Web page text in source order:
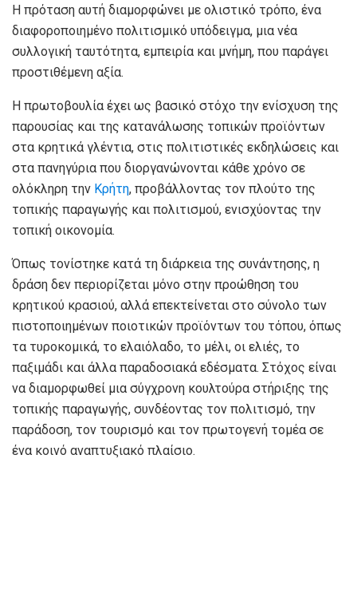
Η πρόταση αυτή διαμορφώνει με ολιστικό τρόπο, ένα
διαφοροποιημένο πολιτισμικό υπόδειγμα, μια νέα
συλλογική ταυτότητα, εμπειρία και μνήμη, που παράγει
προστιθέμενη αξία.
Η πρωτοβουλία έχει ως βασικό στόχο την ενίσχυση της
παρουσίας και της κατανάλωσης τοπικών προϊόντων
στα κρητικά γλέντια, στις πολιτιστικές εκδηλώσεις και
στα πανηγύρια που διοργανώνονται κάθε χρόνο σε
ολόκληρη την Κρήτη, προβάλλοντας τον πλούτο της
τοπικής παραγωγής και πολιτισμού, ενισχύοντας την
τοπική οικονομία.
Όπως τονίστηκε κατά τη διάρκεια της συνάντησης, η
δράση δεν περιορίζεται μόνο στην προώθηση του
κρητικού κρασιού, αλλά επεκτείνεται στο σύνολο των
πιστοποιημένων ποιοτικών προϊόντων του τόπου, όπως
τα τυροκομικά, το ελαιόλαδο, το μέλι, οι ελιές, το
παξιμάδι και άλλα παραδοσιακά εδέσματα. Στόχος είναι
να διαμορφωθεί μια σύγχρονη κουλτούρα στήριξης της
τοπικής παραγωγής, συνδέοντας τον πολιτισμό, την
παράδοση, τον τουρισμό και τον πρωτογενή τομέα σε
ένα κοινό αναπτυξιακό πλαίσιο.